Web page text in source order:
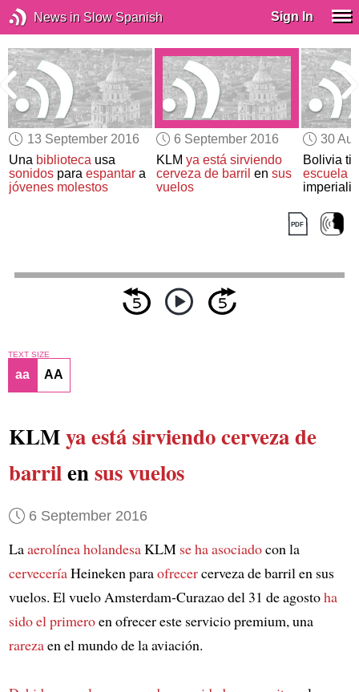
News in Slow Spanish Sign In
13 September 2016
Una biblioteca usa
sonidos paraespantar a
jóvenes molestos
6 September 2016
KLM ya está sirviendo
cerveza de barril en sus
vuelos
30
Bolivia
escuela
TEXT SIZE
aa AA
KLMya está sirviendocerveza de
barrilensus vuelos
6 September 2016
Laaerolínea holandesaKLM se ha asociadocon la
cerveceríaHeineken paraofrecercerveza de barril en sus
vuelos. El vuelo Amsterdam-Curazao del 31 de agostoha
sido el primeroen ofrecer este servicio premium, una
rarezaen el mundo de la aviación.